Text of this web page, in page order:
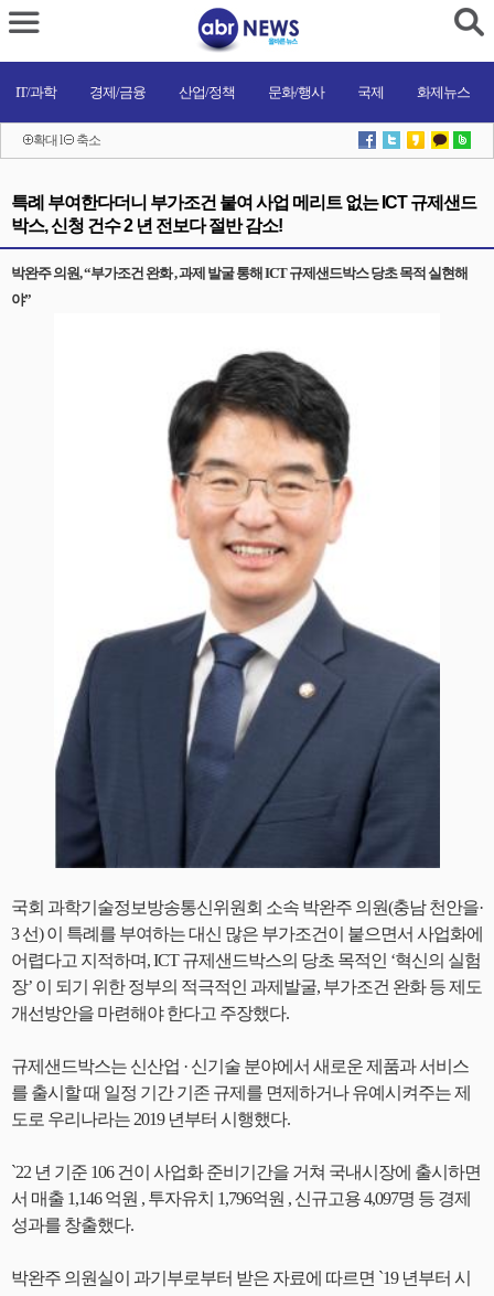
IT/과학 경제/금융 산업/정책 문화/행사 국제 화제뉴스
확대 l 축소
특례 부여한다더니 부가조건 붙여 사업 메리트 없는 ICT 규제샌드
박스, 신청 건수 2 년 전보다 절반 감소!
박완주 의원, “부가조건 완화 , 과제 발굴 통해 ICT 규제샌드박스 당초 목적 실현해
야”
국회 과학기술정보방송통신위원회 소속 박완주 의원(충남 천안을·
3 선) 이 특례를 부여하는 대신 많은 부가조건이 붙으면서 사업화에
어렵다고 지적하며, ICT 규제샌드박스의 당초 목적인 ‘혁신의 실험
장’ 이 되기 위한 정부의 적극적인 과제발굴, 부가조건 완화 등 제도
개선방안을 마련해야 한다고 주장했다.
규제샌드박스는 신산업 · 신기술 분야에서 새로운 제품과 서비스
를 출시할 때 일정 기간 기존 규제를 면제하거나 유예시켜주는 제
도로 우리나라는 2019 년부터 시행했다.
`22 년 기준 106 건이 사업화 준비기간을 거쳐 국내시장에 출시하면
서 매출 1,146 억원 , 투자유치 1,796억원 , 신규고용 4,097명 등 경제
성과를 창출했다.
박완주 의원실이 과기부로부터 받은 자료에 따르면 `19 년부터 시